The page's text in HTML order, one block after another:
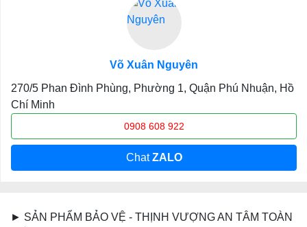
Võ Xuân Nguyên
270/5 Phan Đình Phùng, Phường 1, Quận Phú Nhuận, Hồ
Chí Minh
0908 608 922
ChatZALO
► SẢN PHẨM BẢO VỆ - THỊNH VƯỢNG AN TÂM TOÀN